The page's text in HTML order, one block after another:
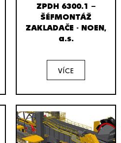
ZPDH 6300.1 –
ŠÉFMONTÁŽ
ZAKLADAČE - NOEN,
a.s.
VÍCE